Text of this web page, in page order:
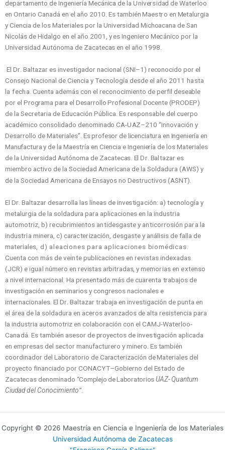
departamento deIngeniería Mecánica de laUniversidad deWaterloo
en OntarioCanadá en el año 2010. EstambiénMaestro en Metalurgia
yCiencia de losMateriales por la Universidad Michoacana deSan
Nicolás deHidalgo en el año 2001, yesIngeniero Mecánico por la
Universidad Autónoma de Zacatecas en el año 1 998.
El Dr. Baltazar es investigador nacional (SNI–1) reconocido por el
Consejo Nacional deCiencia y Tecnología desde el año 201 1 hasta
la fecha.Cuenta ademáscon el reconocimiento de perfil deseable
por el Programa para el Desarrollo Profesional Docente (PRODEP)
de la Secretaria deEducación Pública. Esresponsable del cuerpo
académico consolidado denominadoCA-UAZ–210“Innovación y
Desarrollo deMateriales”. Esprofesordelicenciatura en Ingeniería en
Manufactura y dela Maestría en Ciencia eIngeniería de losMateriales
de la Universidad Autónoma de Zacatecas. ElDr. Baltazar es
miembro activo de laSociedadAmericana de la Soldadura (AWS) y
de la SociedadAmericana deEnsayos no Destructivos(ASNT).
El Dr .Baltazar desarrolla las líneas de investigación: a) tecnología y
metalurgia de la soldadura para aplicaciones en la industria
automotriz, b) recubrimientos antidesgaste y anticorrosión para la
industria minera, c) caracterización, desgaste y análisis defalla de
materiales, d) aleaciones para aplicaciones biomédicas
Cuentaconmás deveintepublicaciones en revistas indexadas
(JCR) e igual número en revistas arbitradas, ymemorias en extenso
a nivel internacional Ha presentado más decuarenta trabajos de
investigación en seminarios ycongresos nacionales e
internacionales. El Dr. Baltazartrabaja en investigación de punta en
el área de la soldadura en aceros avanzadosde altaresistencia para
la industria automotriz en colaboración con el CAMJ-Waterloo-
Canadá Estambién asesor deproyectos de investigación aplicada
en empresas del sector manufacturero yminero. Estambién
coordinadordel Laboratorio de Caracterización de Materialesdel
proyecto financiado porCONACYT–Gobierno del Estado de
Zacatecasdenominado “Complejo de LaboratoriosUAZ-Quantum
Ciudad del Conocimiento”
Copyright © 2026 Maestría en Ciencia e Ingeniería de los Materiales
Universidad Autónoma de Zacatecas